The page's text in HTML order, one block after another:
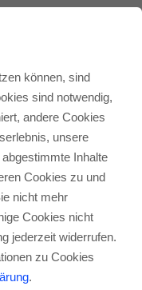
5G –
01.11.2019
HiFi-
sich die
können, sind
sind notwendig,
andere Cookies
unsere
Inhalte
Cookies zu und
nicht mehr
Cookies nicht
jederzeit widerrufen.
zu Cookies
.